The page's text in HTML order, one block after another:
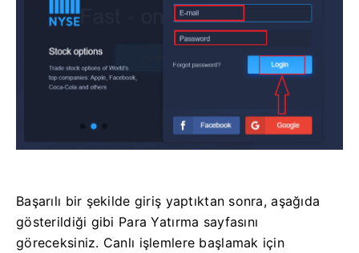
Başarılı bir şekilde giriş yaptıktan sonra, aşağıda
gösterildiği gibi Para Yatırma sayfasını
göreceksiniz. Canlı işlemlere başlamak için